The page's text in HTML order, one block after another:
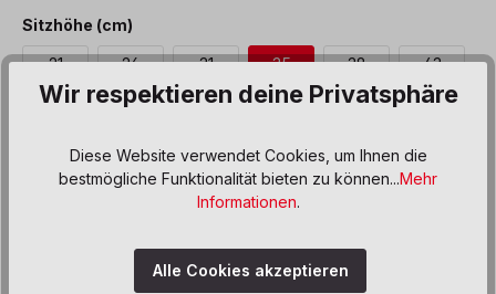
Sitzhöhe (cm)
21 26 31 35 38 43
46
Produkt Anzahl: Gib denIn den Warenkorb
Zum Merkzettel hinzufügen
Wir respektieren deine Privatsphäre
Diese Website verwendet Cookies, um Ihnen die
bestmögliche Funktionalität bieten zu können...Mehr
Informationen.
Alle Cookies akzeptieren